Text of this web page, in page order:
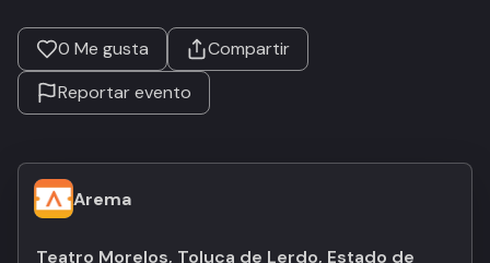
0 Me gusta
Compartir
Reportar evento
Arema
Teatro Morelos, Toluca de Lerdo, Estado de